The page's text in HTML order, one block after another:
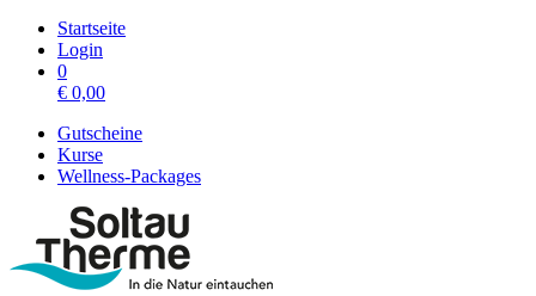
Startseite
Login
0
€ 0,00
Gutscheine
Kurse
Wellness-Packages